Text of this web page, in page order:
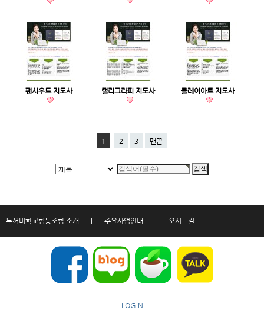
팬시우드 지도사 캘리그라피 지도사 클레이아트 지도사
1 2 3 맨끝
두꺼비학교협동조합 소개 | 주요사업안내 | 오시는길
LOGIN